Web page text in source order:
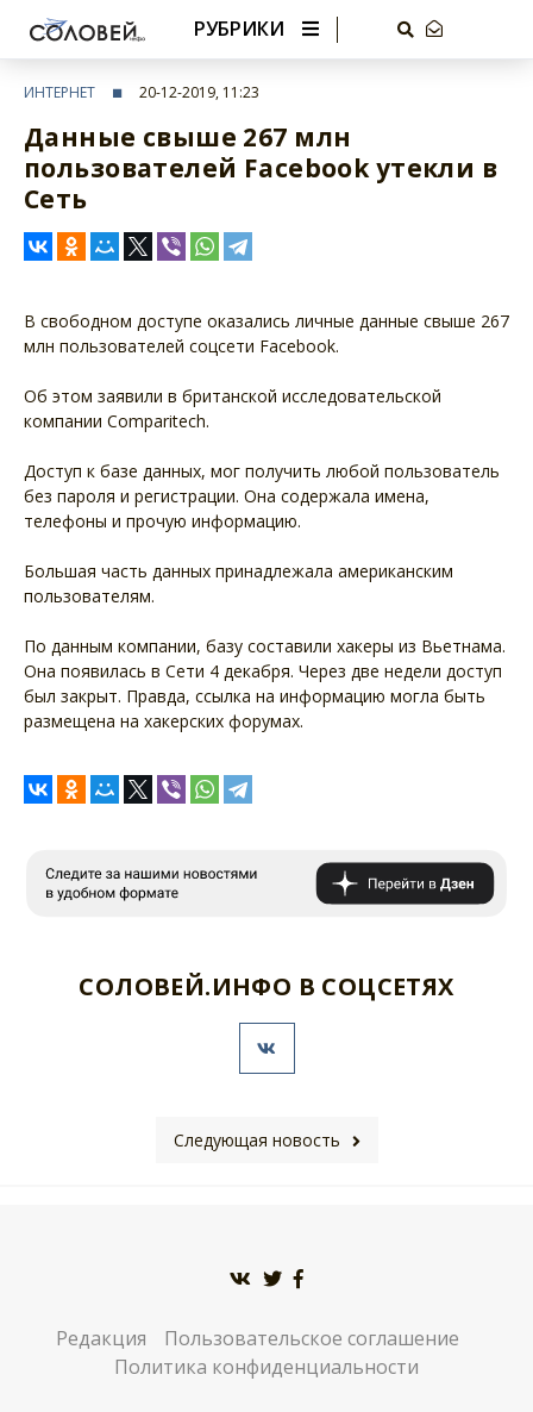
РУБРИКИ
ИНТЕРНЕТ 20-12-2019, 11:23
Данные свыше 267 млн
пользователей Facebook утекли в
Сеть
В свободном доступе оказались личные данные свыше 267
млн пользователей соцсети Facebook.
Об этом заявили в британской исследовательской
компании Comparitech.
Доступ к базе данных, мог получить любой пользователь
без пароля и регистрации. Она содержала имена,
телефоны и прочую информацию.
Большая часть данных принадлежала американским
пользователям.
По данным компании, базу составили хакеры из Вьетнама.
Она появилась в Сети 4 декабря. Через две недели доступ
был закрыт. Правда, ссылка на информацию могла быть
размещена на хакерских форумах.
СОЛОВЕЙ.ИНФО В СОЦСЕТЯХ
Следующая новость
Редакция
Пользовательское соглашение
Политика конфиденциальности